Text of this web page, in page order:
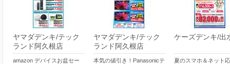
ヤマダデンキ/テック
ランド阿久根店
amazon デバイスお盆セー
ヤマダデンキ/テック
ランド阿久根店
本気の値引き！Panasonicテ
ケーズデンキ/出
夏のスマホ＆ネット